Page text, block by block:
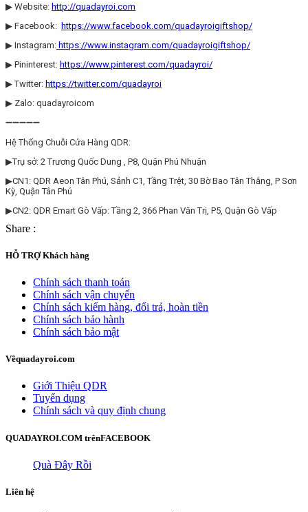
▶ Website: http://quadayroi.com
▶ Facebook: https://www.facebook.com/quadayroigiftshop/
▶ Instagram: https://www.instagram.com/quadayroigiftshop/
▶ Pininterest: https://www.pinterest.com/quadayroi/
▶ Twitter: https://twitter.com/quadayroi
▶ Zalo: quadayroicom
➖➖➖➖➖
Hệ Thống Chuỗi Cửa Hàng QDR:
▶Trụ sở: 2 Trương Quốc Dung , P8, Quận Phú Nhuận
▶CN1: QDR Aeon Tân Phú, Sảnh C1, Tầng Trệt, 30 Bờ Bao Tân Thắng, P Sơn
Kỳ, Quận Tân Phú
▶CN2: QDR Emart Gò Vấp: Tầng 2, 366 Phan Văn Trị, P5, Quận Gò Vấp
Share :
HỖ TRỢKhách hàng
Chính sách thanh toán
Chính sách vận chuyển
Chính sách kiểm hàng, đổi trả, hoàn tiền
Chính sách bảo hành
Chính sách bảo mật
Vềquadayroi.com
Giới Thiệu QDR
Tuyển dụng
Chính sách và quy định chung
QUADAYROI.COM trênFACEBOOK
Quà Đây Rồi
Liên hệ